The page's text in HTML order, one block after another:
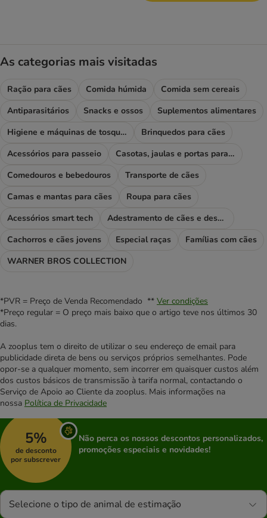
As categorias mais visitadas
Ração para cães Comida húmida
Comida sem cereais
Antiparasitários
Snacks e ossos
Suplementos alimentares
Higiene e máquinas de tosquiar
Brinquedos para cães
Acessórios para passeio
Casotas, jaulas e portas para cães
Comedouros e bebedouros
Transporte de cães
Camas e mantas para cães
Roupa para cães
Acessórios smart tech
Adestramento de cães e desporto
Cachorros e cães jovens
Especial raças
Famílias com cães
WARNER BROS COLLECTION
*PVR = Preço de Venda Recomendado ** Ver condições
*Preço regular = O preço mais baixo que o artigo teve nos últimos 30
dias.
A zooplus tem o direito de utilizar o seu endereço de email para
publicidade direta de bens ou serviços próprios semelhantes. Pode
opor-se a qualquer momento, sem incorrer em quaisquer custos além
dos custos básicos de transmissão à tarifa normal, contactando o
Serviço de Apoio ao Cliente da zooplus. Mais informações na
nossa Política de Privacidade
5%
de desconto
por subscrever
Não perca os nossos descontos personalizados,
promoções especiais e novidades!
Selecione o tipo de animal de estimação